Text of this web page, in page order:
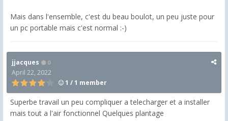
Mais dans l'ensemble, c'est du beau boulot, un peu juste pour
un pc portable mais c'est normal :-)
jjacques 0
April 22, 2022
1 / 1 member
Superbe travail un peu compliquer a telecharger et a installer
mais tout a l'air fonctionnel Quelques plantage